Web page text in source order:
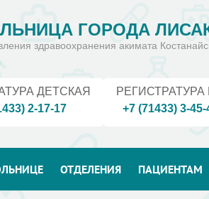
ГОРОДА
здравоохранения акимата
ДЕТСКАЯ
2-17-17
РЕГИСТРАТУРА
+7 (71433) 3-45-
ОТДЕЛЕНИЯ ПАЦИЕНТАМ